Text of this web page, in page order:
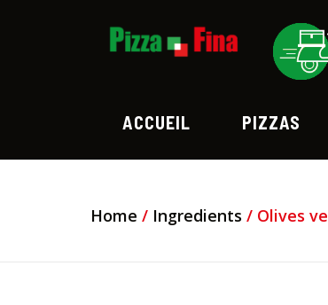
ACCUEIL PIZZAS
Home / Ingredients / Olives